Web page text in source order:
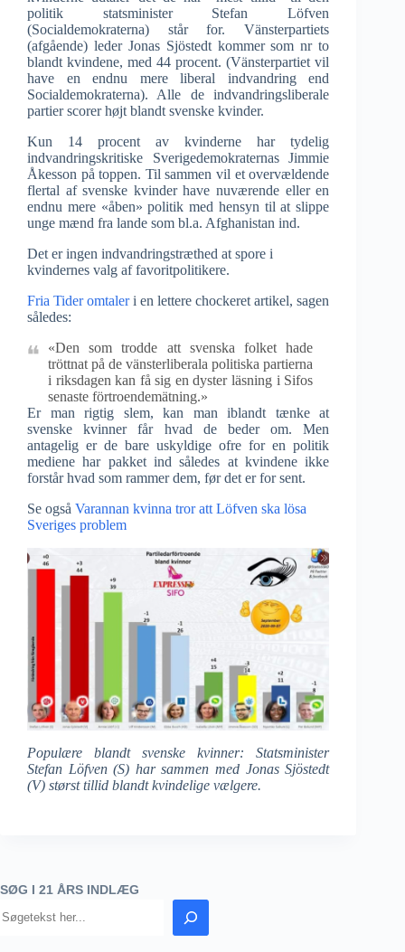
politik statsminister Stefan Löfven
(Socialdemokraterna) står for. Vänsterpartiets
(afgående) leder Jonas Sjöstedt kommer som nr to
blandt kvindene, med 44 procent. (Vänsterpartiet vil
have en endnu mere liberal indvandring end
Socialdemokraterna). Alle de indvandringsliberale
partier scorer højt blandt svenske kvinder.
Kun 14 procent av kvinderne har tydelig
indvandringskritiske Sverigedemokraternas Jimmie
Åkesson på toppen. Til sammen vil et overvældende
flertal af svenske kvinder have nuværende eller en
endnu mere «åben» politik med hensyn til at slippe
unge mænd fra lande som bl.a. Afghanistan ind.
Det er ingen indvandringstræthed at spore i
kvindernes valg af favoritpolitikere.
Fria Tider omtaleri en lettere chockeret artikel, sagen
således:
«Den som trodde att svenska folket hade
tröttnat på de vänsterliberala politiska partierna
i riksdagen kan få sig en dyster läsning i Sifos
senaste förtroendemätning.»
Er man rigtig slem, kan man iblandt tænke at
svenske kvinner får hvad de beder om. Men
antagelig er de bare uskyldige ofre for en politik
mediene har pakket ind således at kvindene ikke
forstår hvad som rammer dem, før det er for sent.
Se også Varannan kvinna tror att Löfven ska lösa
Sveriges problem
Populære blandt svenske kvinner: Statsminister
Stefan Löfven (S) har sammen med Jonas Sjöstedt
(V) størst tillid blandt kvindelige vælgere.
SØG I 21 ÅRS INDLÆG